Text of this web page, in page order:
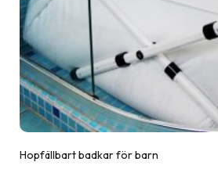
Hopfällbart badkar för barn